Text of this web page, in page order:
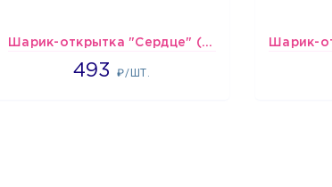
Шарик-открытка "Сердце" (45 см) - 2
493₽/ШТ.
493